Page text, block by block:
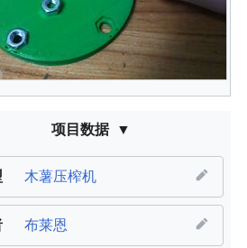
项目数据
木薯压榨机
布莱恩